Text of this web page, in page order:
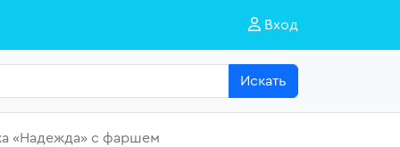
Вход
Искать
«Надежда» с фаршем